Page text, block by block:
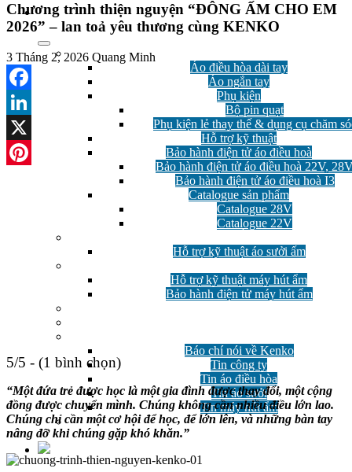
Áo điều hòa dài tay
Áo ngắn tay
Phụ kiện
Bộ pin quạt
Phụ kiện lẻ thay thế & dụng cụ chăm
Hỗ trợ kỹ thuật
Bảo hành điện tử áo điều hoà
Bảo hành điện tử áo điều hoà 22V,
Bảo hành điện tử áo điều hoà I3
Catalogue sản phẩm
Catalogue 28V
Catalogue 22V
Hỗ trợ kỹ thuật áo sưởi ấm
Hỗ trợ kỹ thuật máy hút ẩm
Bảo hành điện tử máy hút ẩm
Báo chí nói về Kenko
Tin công ty
Tin áo điều hòa
Tin áo sưởi
Tin máy hút ẩm
Câu hỏi thường gặp
Chương trình thiện nguyện “ĐÔNG ẤM CHO EM
2026” – lan toả yêu thương cùng KENKO
3 Tháng 2, 2026 Quang Minh
Facebook
LinkedIn
X
5/5 - (1 bình chọn)
“Một đứa trẻ được học là một gia đình được thay đổi, một cộng
đồng được chuyển mình. Chúng không cần nhiều điều lớn lao.
Chúng chỉ cần một cơ hội để học, để lớn lên, và những bàn tay
nâng đỡ khi chúng gặp khó khăn.”